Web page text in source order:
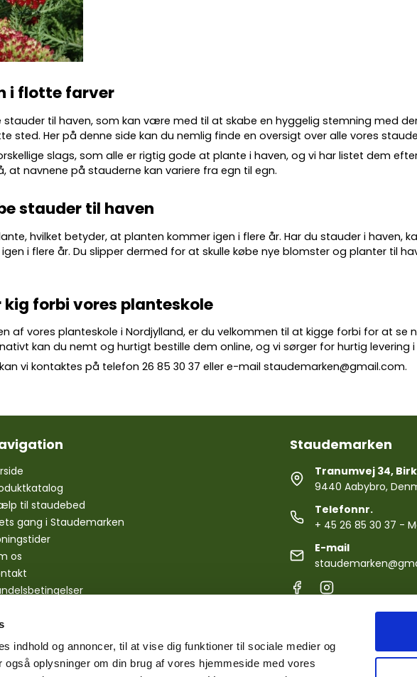
indhold og annoncer, til at vise dig funktioner til sociale medier og
oplysninger om din brug af vores hjemmeside med vores
i flotte farver
stauder til haven, som kan være med til at skabe en hyggelig stemning med
sted. Her på denne side kan du nemlig finde en oversigt over alle vores
slags, som alle er rigtig gode at plante i haven, og vi har listet dem
navnene på stauderne kan variere fra egn til egn.
stauder til haven
hvilket betyder, at planten kommer igen i flere år. Har du stauder i haven,
i flere år. Du slipper dermed for at skulle købe nye blomster og planter til
kig forbi vores planteskole
af vores planteskole i Nordjylland, er du velkommen til at kigge forbi for at se
kan du nemt og hurtigt bestille dem online, og vi sørger for hurtig levering i
vi kontaktes på telefon26 85 30 37 eller e-mailstaudemarken@gmail.com.
til staudebed
gang i Staudemarken
os
Staudemarken
Tranumvej 34,
9440 Aabybro,
Telefonnr.
+ 45 26 85 30 37 -
E-mail